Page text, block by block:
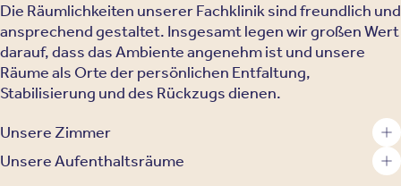
Die Räumlichkeiten unserer Fachklinik sind freundlich und
ansprechend gestaltet. Insgesamt legen wir großen Wert
darauf, dass das Ambiente angenehm ist und unsere
Räume als Orte der persönlichen Entfaltung,
Stabilisierung und des Rückzugs dienen.
Unsere Zimmer
Unsere Aufenthaltsräume